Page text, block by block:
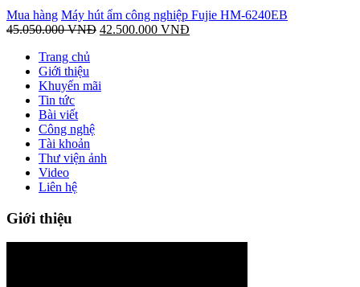
Mua hàng Máy hút ẩm công nghiệp Fujie HM-6240EB
45.050.000VNĐ 42.500.000 VNĐ
Trang chủ
Giới thiệu
Khuyến mãi
Tin tức
Bài viết
Công nghệ
Tài khoản
Thư viện ảnh
Video
Liên hệ
Giới thiệu